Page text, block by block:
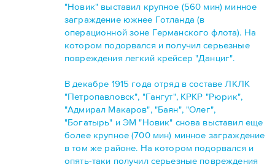
"Новик" выставил крупное (560 мин) минное
заграждение южнее Готланда (в
операционной зоне Германского флота). На
котором подорвался и получил серьезные
повреждения легкий крейсер "Данциг".
В декабре 1915 года отряд в составе ЛКЛК
"Петропавловск", "Гангут", КРКР "Рюрик",
"Адмирал Макаров", "Баян", "Олег",
"Богатырь" и ЭМ "Новик" снова выставил еще
более крупное (700 мин) минное заграждение
в том же районе. На котором подорвался и
опять-таки получил серьезные повреждения